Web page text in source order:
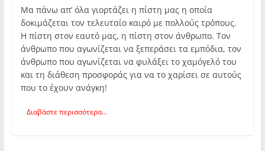
Μα πάνω απ’ όλα γιορτάζει η πίστη μας η οποία
δοκιμάζεται τον τελευταίο καιρό με πολλούς τρόπους.
Η πίστη στον εαυτό μας, η πίστη στον άνθρωπο. Τον
άνθρωπο που αγωνίζεται να ξεπεράσει τα εμπόδια, τον
άνθρωπο που αγωνίζεται να φυλάξει το χαμόγελό του
και τη διάθεση προσφοράς για να το χαρίσει σε αυτούς
που το έχουν ανάγκη!
Διαβάστε περισσότερα...